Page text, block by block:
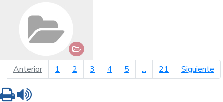
Anteriorpágina anterior
1 2 3 4 5 ... 21 Siguiente
Imprimir